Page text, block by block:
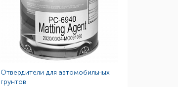
Отвердители для автомобильных
грунтов